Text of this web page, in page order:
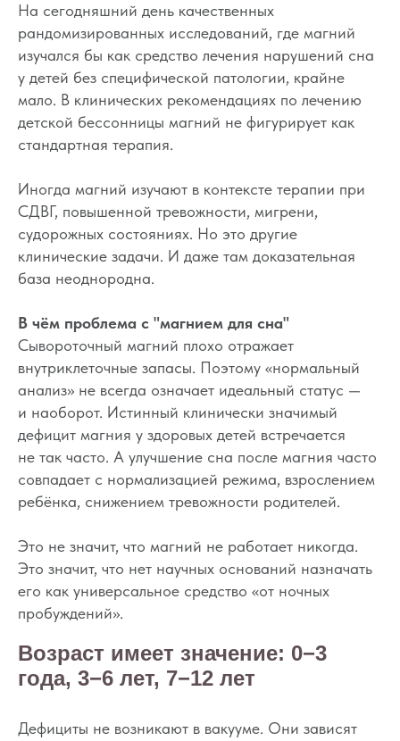
На сегодняшний день качественных
рандомизированных исследований, где магний
изучался бы как средство лечения нарушений сна
у детей без специфической патологии, крайне
мало. В клинических рекомендациях по лечению
детской бессонницы магний не фигурирует как
стандартная терапия.
Иногда магний изучают в контексте терапии при
СДВГ, повышенной тревожности, мигрени,
судорожных состояниях. Но это другие
клинические задачи. И даже там доказательная
база неоднородна.
В чём проблема с "магнием для сна"
Сывороточный магний плохо отражает
внутриклеточные запасы. Поэтому «нормальный
анализ» не всегда означает идеальный статус —
и наоборот. Истинный клинически значимый
дефицит магния у здоровых детей встречается
не так часто. А улучшение сна после магния часто
совпадает с нормализацией режима, взрослением
ребёнка, снижением тревожности родителей.
Это не значит, что магний не работает никогда.
Это значит, что нет научных оснований назначать
его как универсальное средство «от ночных
пробуждений».
Возраст имеет значение: 0−3
года, 3−6 лет, 7−12 лет
Дефициты не возникают в вакууме. Они зависят